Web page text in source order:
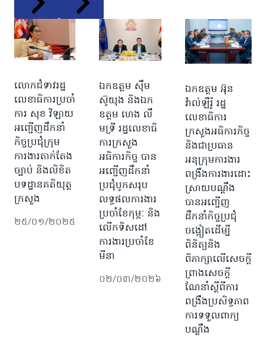
លោកជំទាវរដ្ឋ
លេខាធិការប្រចាំ
ការ សុខ វិឡាយ
អញ្ជើញដឹកនាំ
កិច្ចប្រជុំក្រុម
ការងារតាក់តែង
ច្បាប់ និងលិខិត
បទដ្ឋានគតិយុត្ត
ក្រសួង
២៥/០១/២០២៥
ឯកឧត្តម ស៊ឹម
ស៊ូយុង និងឯក
ឧត្តម ហេង លឹ
មទ្រី រដ្ឋលេខាធិ
ការក្រសួង
អធិការកិច្ច បាន
អញ្ជើញដឹកនាំ
ប្រជុំបូកសរុប
លទ្ធផលការងារ
ប្រចាំខែកុម្ភៈ និង
លើកទិសដៅ
ការងារប្រចាំខែ
មីនា
០២/០៣/២០២៦
ឯកឧត្តម អ៊ុន
វ៉ាល់ឡឺរ៉ូ រដ្ឋ
លេខាធិការ
ក្រសួងអធិការកិច្ច
និងជាប្រធាន
អនុក្រុមការងារ
ពង្រឹងការងារដោះ
ស្រាយបណ្តឹង
បានអញ្ជើញ
ដឹកនាំកិច្ចប្រជុំ
ចង្អៀតដើម្បី
ពិនិត្យនិង
ពិភាក្សាលើសេចក្តី
ព្រាងសេចក្តី
ណែនាំស្តីពីការ
ពង្រឹងប្រសិទ្ធភាព
ការទទួលពាក្យ
បណ្តឹង